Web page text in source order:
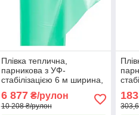
Плівка теплична,
парникова з УФ-
стабілізацією 6 м ширина,
товщина
6 877₴/рулон
10 208 ₴/рулон